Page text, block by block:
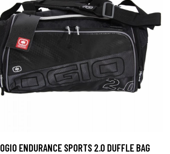
OGIO ENDURANCE SPORTS 2.0 DUFFLE BAG